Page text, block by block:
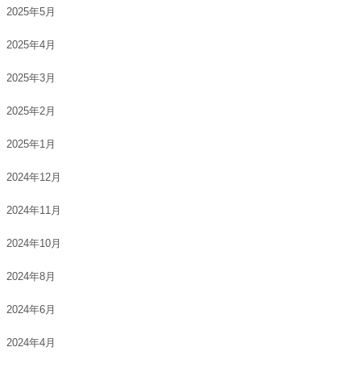
2025年5月
2025年4月
2025年3月
2025年2月
2025年1月
2024年12月
2024年11月
2024年10月
2024年8月
2024年6月
2024年4月